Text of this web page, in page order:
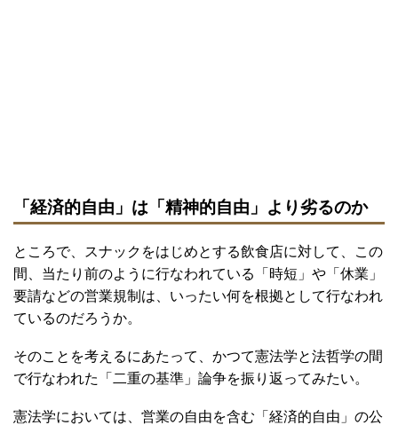
「経済的自由」は「精神的自由」より劣るのか
ところで、スナックをはじめとする飲食店に対して、この
間、当たり前のように行なわれている「時短」や「休業」
要請などの営業規制は、いったい何を根拠として行なわれ
ているのだろうか。
そのことを考えるにあたって、かつて憲法学と法哲学の間
で行なわれた「二重の基準」論争を振り返ってみたい。
憲法学においては、営業の自由を含む「経済的自由」の公